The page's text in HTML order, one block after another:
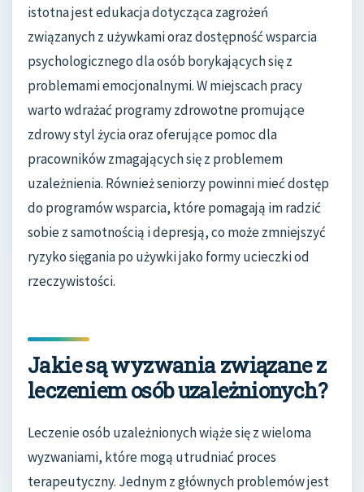
istotna jest edukacja dotycząca zagrożeń
związanych z używkami oraz dostępność wsparcia
psychologicznego dla osób borykających się z
problemami emocjonalnymi. W miejscach pracy
warto wdrażać programy zdrowotne promujące
zdrowy styl życia oraz oferujące pomoc dla
pracowników zmagających się z problemem
uzależnienia. Również seniorzy powinni mieć dostęp
do programów wsparcia, które pomagają im radzić
sobie z samotnością i depresją, co może zmniejszyć
ryzyko sięgania po używki jako formy ucieczki od
rzeczywistości.
Jakie są wyzwania związane z
leczeniem osób uzależnionych?
Leczenie osób uzależnionych wiąże się z wieloma
wyzwaniami, które mogą utrudniać proces
terapeutyczny. Jednym z głównych problemów jest